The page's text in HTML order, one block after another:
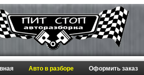
Авто в разборе Оформить заказ